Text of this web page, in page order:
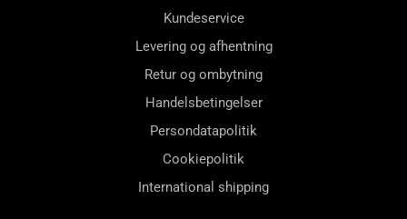
Kundeservice
Levering og afhentning
Retur og ombytning
Handelsbetingelser
Persondatapolitik
Cookiepolitik
International shipping